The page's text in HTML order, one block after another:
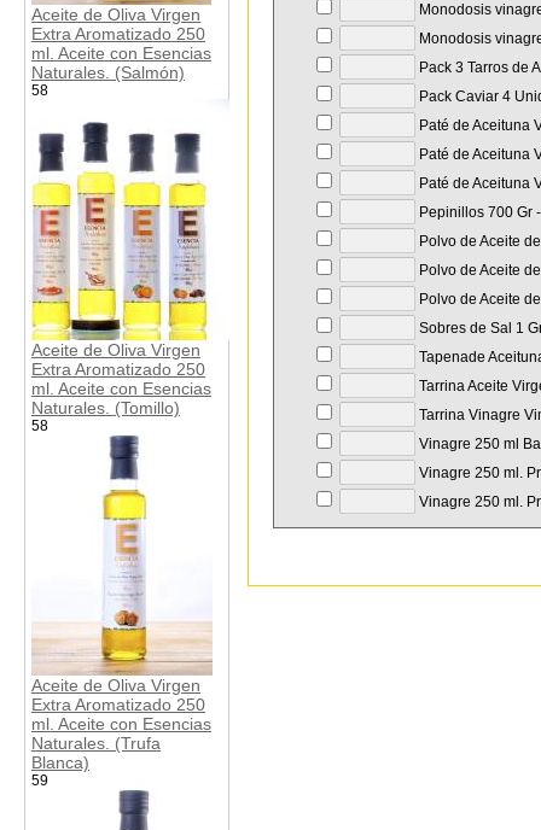
Aceite de Oliva Virgen
Extra Aromatizado 250
ml. Aceite con Esencias
Naturales. (Salmón)
58
Aceite de Oliva Virgen
Extra Aromatizado 250
ml. Aceite con Esencias
Naturales. (Tomillo)
58
Aceite de Oliva Virgen
Extra Aromatizado 250
ml. Aceite con Esencias
Naturales. (Trufa
Blanca)
59
Monodosis
Monodosis
Pack 3 Tarros de
Pack Caviar 4
Paté de Aceituna
Paté de Aceituna
Paté de Aceituna
Pepinillos 700 Gr
Polvo de Aceite
Polvo de Aceite
Polvo de Aceite
Sobres de Sal 1
Tapenade
Tarrina Aceite
Tarrina Vinagre
Vinagre 250 ml
Vinagre 250 ml.
Vinagre 250 ml.